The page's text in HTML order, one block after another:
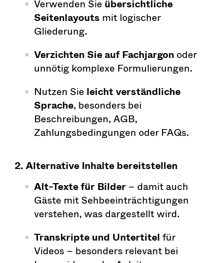
Verwenden Sie übersichtliche
Seitenlayouts mit logischer
Gliederung.
Verzichten Sie auf Fachjargon oder
unnötig komplexe Formulierungen.
Nutzen Sie leicht verständliche
Sprache, besonders bei
Beschreibungen, AGB,
Zahlungsbedingungen oder FAQs.
2. Alternative Inhalte bereitstellen
Alt-Texte für Bilder– damit auch
Gäste mit Sehbeeinträchtigungen
verstehen, was dargestellt wird.
Transkripte und Untertitelfür
Videos – besonders relevant bei